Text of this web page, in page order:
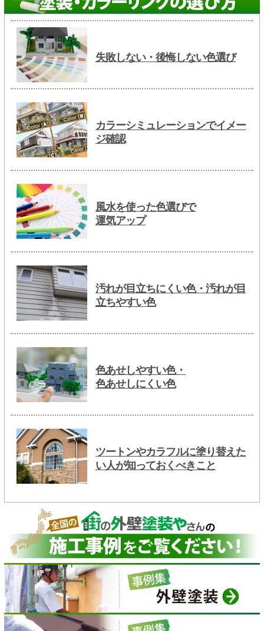
失敗しない・後悔しない色選び
カラーシミュレーションでイメー
ジ確認
風水を使った色選びで
運気アップ
汚れが目立ちにくい色・汚れが目
立ちやすい色
色あせしやすい色・
色あせしにくい色
ツートンやカラフルに塗り替えた
い人が知っておくべきこと